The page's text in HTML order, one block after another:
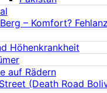
– Komfort?
Höhenkrankheit
auf Rädern
(Death Road